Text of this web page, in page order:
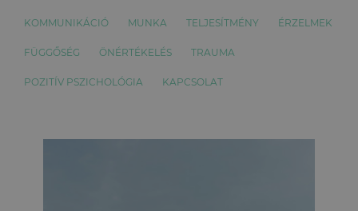
KOMMUNIKÁCIÓ MUNKA TELJESÍTMÉNY ÉRZELMEK
FÜGGŐSÉG ÖNÉRTÉKELÉS TRAUMA
POZITÍV PSZICHOLÓGIA KAPCSOLAT